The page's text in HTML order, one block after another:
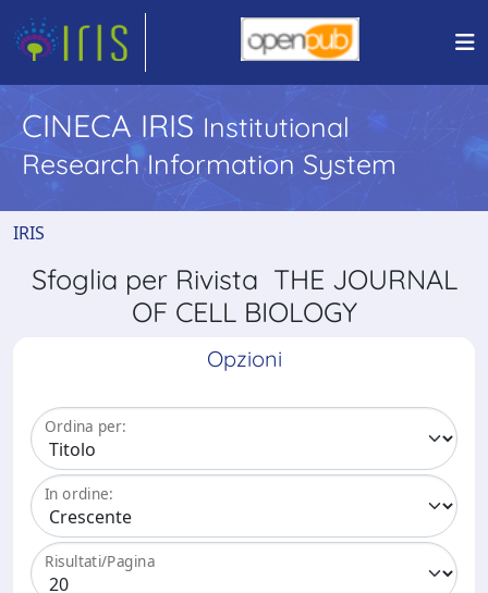
CINECA IRIS Institutional
Research Information System
IRIS
Sfoglia per Rivista THE JOURNAL
OF CELL BIOLOGY
Opzioni
Ordina per:
In ordine:
Risultati/Pagina